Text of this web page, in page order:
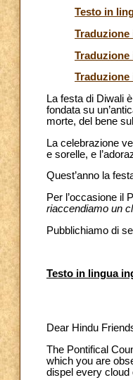
Testo in
Traduzione
Traduzione
La festa di Diwali
fondata su
morte, del bene
La celebrazione
e sorelle, e
Quest’anno la
Per l’occasione il
riaccendiamo un
Pubblichiamo di
Testo in lingua
Dear Hindu
The Pontifical
which you are
dispel every cloud